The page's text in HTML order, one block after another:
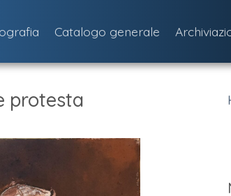
Catalogo generale
protesta